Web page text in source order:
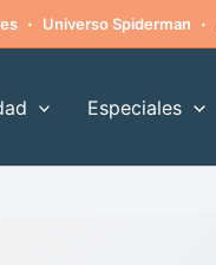
· Universo Spiderman ·
Especiales